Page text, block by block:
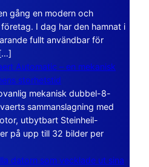
gång en modern och
I dag har den hamnat i
fullt användbar för
Automatic – en mekanisk
storhetstid
mekanisk dubbel-8-
sammanslagning med
utbytbart Steinheil-
på upp till 32 bilder per
datorn som vecklade ut sina